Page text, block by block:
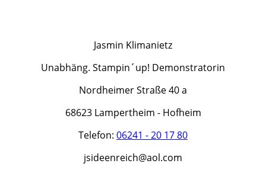
Jasmin Klimanietz
Unabhäng. Stampin´up! Demonstratorin
Nordheimer Straße 40 a
68623 Lampertheim - Hofheim
Telefon: 06241 - 20 17 80
jsideenreich@aol.com